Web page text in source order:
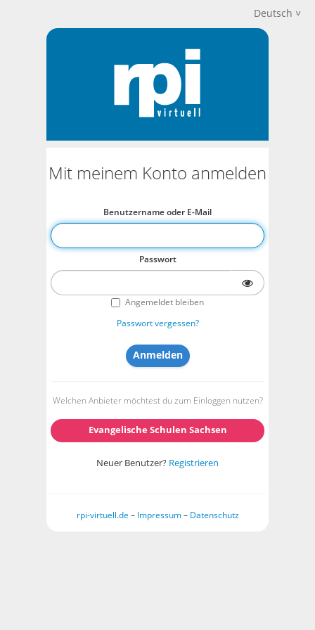
Deutsch
Mit meinem Konto anmelden
Benutzername oder E-Mail
Passwort
Angemeldet bleiben
Passwort vergessen?
Welchen Anbieter möchtest du zum Einloggen nutzen?
Evangelische Schulen Sachsen
Neuer Benutzer? Registrieren
rpi-virtuell.de – Impressum – Datenschutz